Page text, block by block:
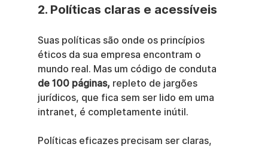
2. Políticas claras e acessíveis
Suas políticas são onde os princípios
éticos da sua empresa encontram o
mundo real. Mas um código de conduta
de 100 páginas, repleto de jargões
jurídicos, que fica sem ser lido em uma
intranet, é completamente inútil.
Políticas eficazes precisam ser claras,